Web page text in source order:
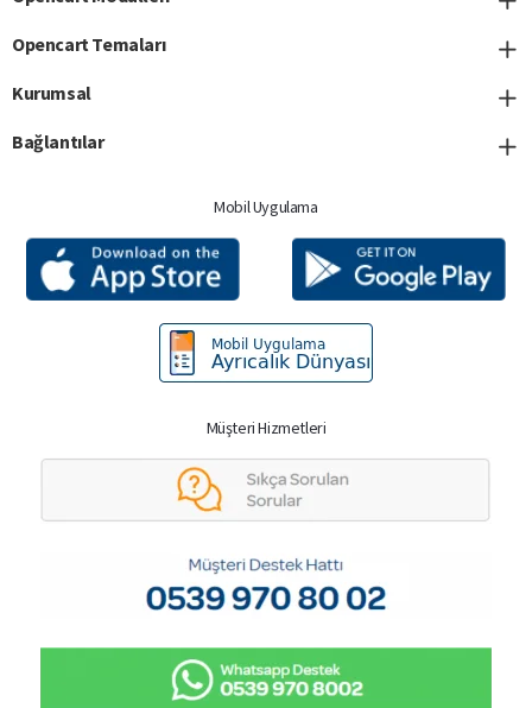
Opencart Temaları
Kurumsal
Bağlantılar
Mobil Uygulama
Müşteri Hizmetleri